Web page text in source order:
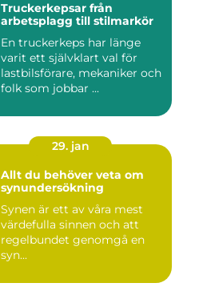
Truckerkepsar från
arbetsplagg till stilmarkör
En truckerkeps har länge
varit ett självklart val för
lastbilsförare, mekaniker och
folk som jobbar ...
29. jan
Allt du behöver veta om
synundersökning
Synen är ett av våra mest
värdefulla sinnen och att
regelbundet genomgå en
syn...